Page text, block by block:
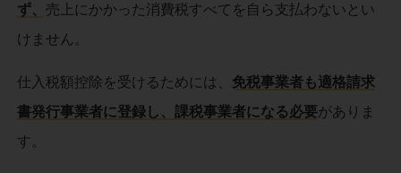
ず、 売上にかかった消費税すべてを自ら支払わないとい
けません。
仕入税額控除を受けるためには、 免税事業者も適格請求
書発行事業者に登録し、課税事業者になる必要がありま
す。